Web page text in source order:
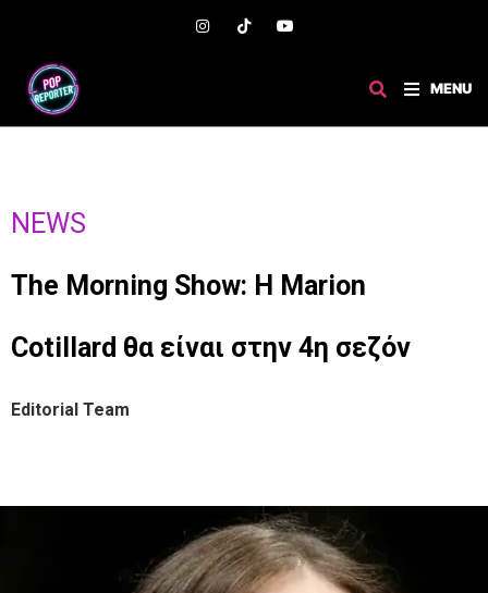
MENU
NEWS
The Morning Show: Η Marion
Cotillard θα είναι στην 4η σεζόν
Editorial Team